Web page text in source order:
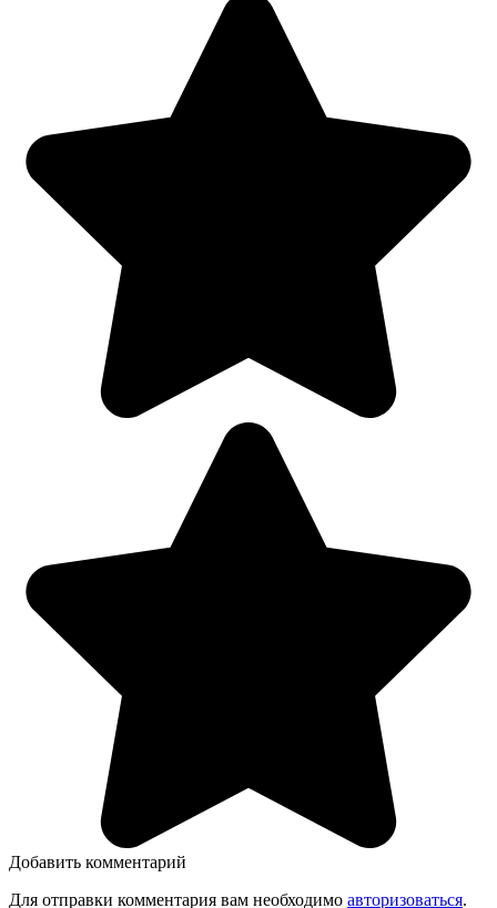
Добавить комментарий
Для отправки комментария вам необходимо авторизоваться.